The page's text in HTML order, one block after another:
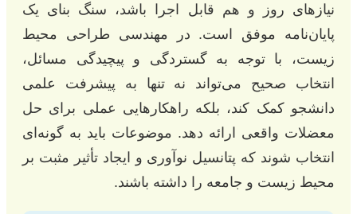
نیازهای روز و هم قابل اجرا باشد، سنگ بنای یک
پایان‌نامه موفق است. در مهندسی طراحی محیط
زیست، با توجه به گستردگی و پیچیدگی مسائل،
انتخاب صحیح می‌تواند نه تنها به پیشرفت علمی
دانشجو کمک کند، بلکه راهکارهایی عملی برای حل
معضلات واقعی ارائه دهد. موضوعات باید به گونه‌ای
انتخاب شوند که پتانسیل نوآوری و ایجاد تأثیر مثبت بر
محیط زیست و جامعه را داشته باشند.